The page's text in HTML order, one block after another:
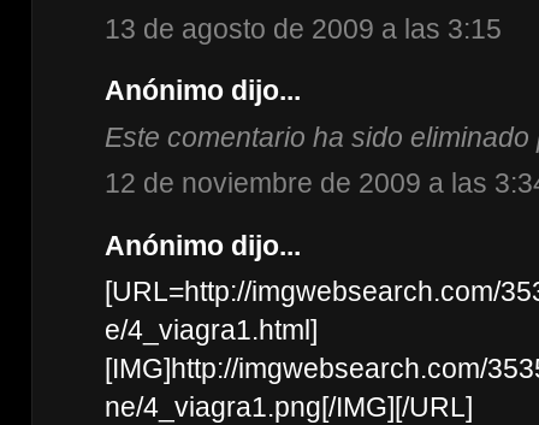
13 de agosto de 2009 a las 3:15
Anónimo dijo...
Este comentario ha sido
12 de noviembre de 2009 a las
Anónimo dijo...
[URL=http://imgwebsearch.com/
e/4_viagra1.html]
[IMG]http://imgwebsearch.com/
ne/4_viagra1.png[/IMG][/URL]